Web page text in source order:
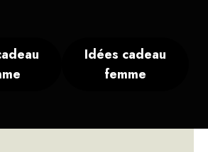
Idées cadeau
femme